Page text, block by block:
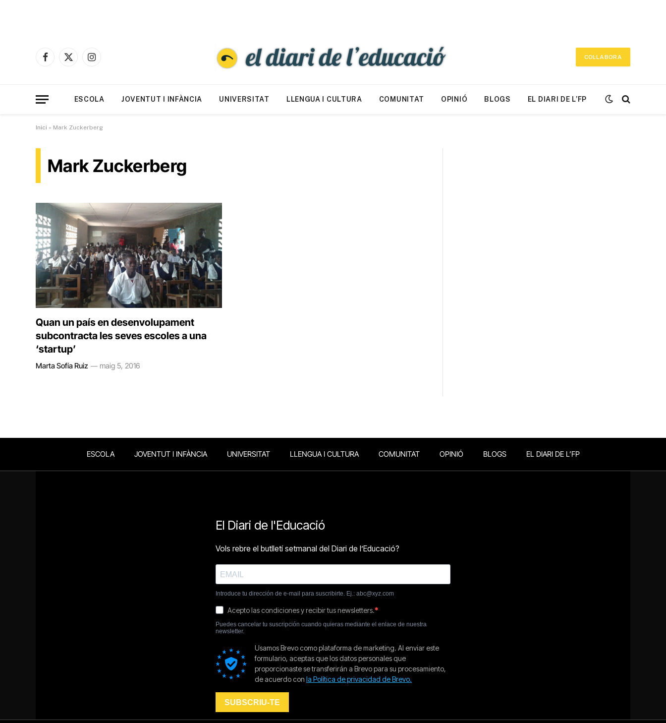
Facebook
X
Instagram
COL·LABORA
ESCOLA JOVENTUT I INFÀNCIA UNIVERSITAT LLENGUA I CULTURA COMUNITAT OPINIÓ BLOGS EL DIARI DE L’FP
Inici » Mark Zuckerberg
Mark Zuckerberg
Quan un país en desenvolupament
subcontracta les seves escoles a una
‘startup’
Marta Sofía Ruiz maig 5, 2016
ESCOLA JOVENTUT I INFÀNCIA UNIVERSITAT LLENGUA I CULTURA COMUNITAT OPINIÓ BLOGS EL DIARI DE L’FP